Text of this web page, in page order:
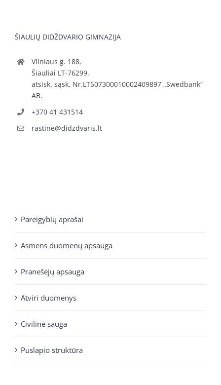
ŠIAULIŲ DIDŽDVARIO GIMNAZIJA
Vilniaus g. 188,
Šiauliai LT-76299,
atsisk. sąsk. Nr.LT507300010002409897 „Swedbank“
AB.
+370 41 431514
rastine@didzdvaris.lt
Pareigybių aprašai
Asmens duomenų apsauga
Pranešėjų apsauga
Atviri duomenys
Civilinė sauga
Puslapio struktūra